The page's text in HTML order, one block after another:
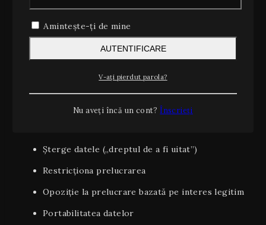
Datele pentru marketing (newsletter, oferte):
8. Drepturile dumneavoastră
Accesa datele personale și a primi copii
Șterge datele („dreptul de a fi uitat”)
Restricționa prelucrarea
Opoziție la prelucrare bazată pe interes legitim
Portabilitatea datelor
Amintește-ți de mine
AUTENTIFICARE
V-ați pierdut parola?
Nu aveți încă un cont? Înscrieți